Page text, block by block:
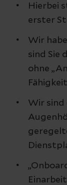
Hierbei
erster
Wir
sind Sie
ohne
Wir sind